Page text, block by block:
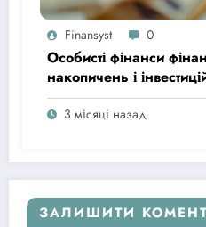
Finansyst 0
Особисті фінанси
накопичень і
3 місяці назад
ЗАЛИШИТИ